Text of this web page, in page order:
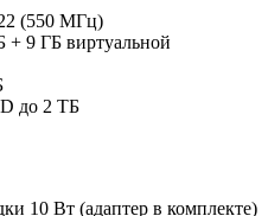
(550 МГц)
+ 9 ГБ виртуальной
до 2 ТБ
10 Вт (адаптер в комплекте)